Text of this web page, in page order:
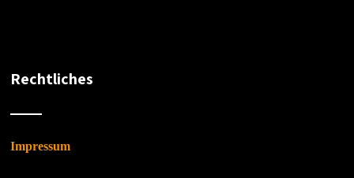
Rechtliches
Impressum